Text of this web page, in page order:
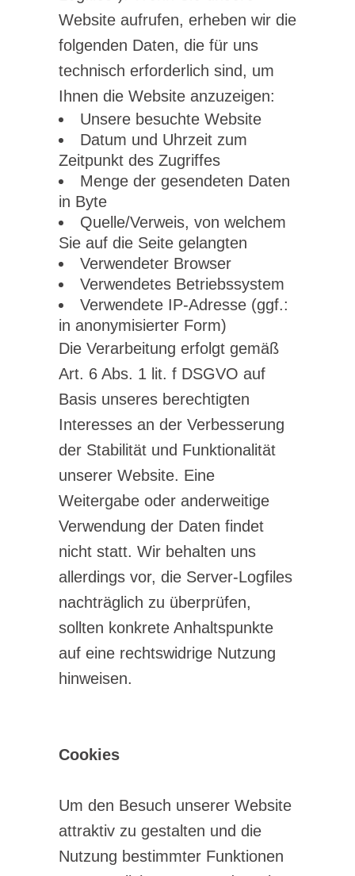
Website aufrufen, erheben wir die
folgenden Daten, die für uns
technisch erforderlich sind, um
Ihnen die Website anzuzeigen:
Unsere besuchte Website
Datum und Uhrzeit zum
Zeitpunkt des Zugriffes
Menge der gesendeten Daten
in Byte
Quelle/Verweis, von welchem
Sie auf die Seite gelangten
Verwendeter Browser
Verwendetes Betriebssystem
Verwendete IP-Adresse (ggf.:
in anonymisierter Form)
Die Verarbeitung erfolgt gemäß
Art. 6 Abs. 1 lit. f DSGVO auf
Basis unseres berechtigten
Interesses an der Verbesserung
der Stabilität und Funktionalität
unserer Website. Eine
Weitergabe oder anderweitige
Verwendung der Daten findet
nicht statt. Wir behalten uns
allerdings vor, die Server-Logfiles
nachträglich zu überprüfen,
sollten konkrete Anhaltspunkte
auf eine rechtswidrige Nutzung
hinweisen.
Cookies
Um den Besuch unserer Website
attraktiv zu gestalten und die
Nutzung bestimmter Funktionen